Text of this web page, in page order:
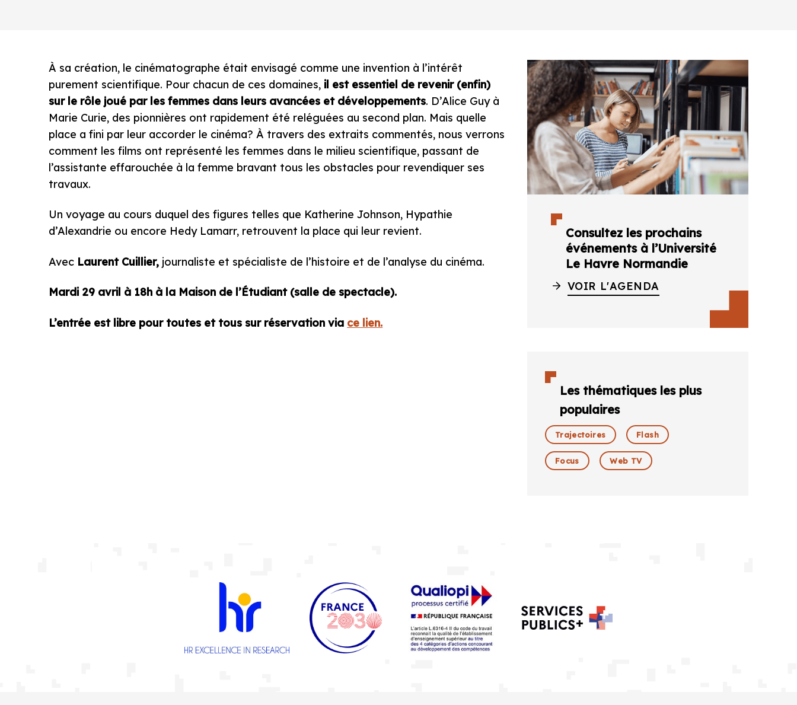
À sa création, le cinématographe était envisagé comme une invention à l’intérêt
purement scientifique. Pour chacun de ces domaines, il est essentiel de revenir (enfin)
sur le rôle joué par les femmes dans leurs avancées et développements. D’Alice Guy à
Marie Curie, des pionnières ont rapidement été reléguées au second plan. Mais quelle
place a fini par leur accorder le cinéma? À travers des extraits commentés, nous verrons
comment les films ont représenté les femmes dans le milieu scientifique, passant de
l’assistante effarouchée à la femme bravant tous les obstacles pour revendiquer ses
travaux.
Un voyage au cours duquel des figures telles que Katherine Johnson, Hypathie
d’Alexandrie ou encore Hedy Lamarr, retrouvent la place qui leur revient.
Avec Laurent Cuillier, journaliste et spécialiste de l’histoire et de l’analyse du cinéma.
Mardi 29 avril à 18h à la Maison de l’Étudiant (salle de spectacle).
L’entrée est libre pour toutes et tous sur réservation via ce lien.
Consultez les prochains
événements à l’Université
Le Havre Normandie
VOIR L'AGENDA
Les thématiques les plus
populaires
Trajectoires Flash
Focus Web TV